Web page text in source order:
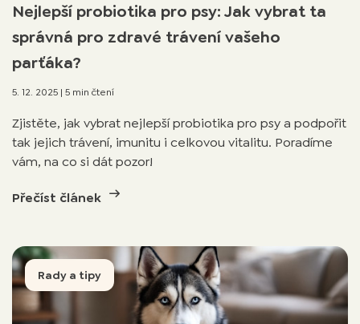
Nejlepší probiotika pro psy: Jak vybrat ta
správná pro zdravé trávení vašeho
parťáka?
5. 12. 2025 | 5 min čtení
Zjistěte, jak vybrat nejlepší probiotika pro psy a podpořit
tak jejich trávení, imunitu i celkovou vitalitu. Poradíme
vám, na co si dát pozor!
Přečíst článek
Rady a tipy